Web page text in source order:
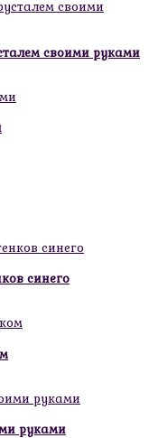
своими руками
синего
руками